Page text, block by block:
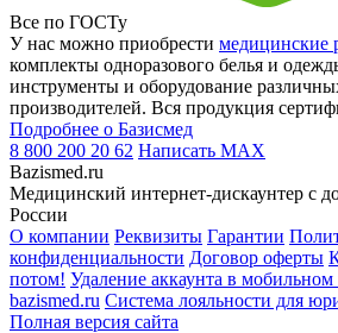
Все по ГОСТу
У нас можно приобрести медицинские
комплекты одноразового белья и
инструменты и оборудование
производителей. Вся продукция
Подробнее о Базисмед
8 800 200 20 62 Написать MAX
Bazismed.ru
Медицинский интернет-дискаунтер с
России
О компании Реквизиты Гарантии
конфиденциальности Договор оферты
потом! Удаление аккаунта в
bazismed.ru Система лояльности для
Полная версия сайта